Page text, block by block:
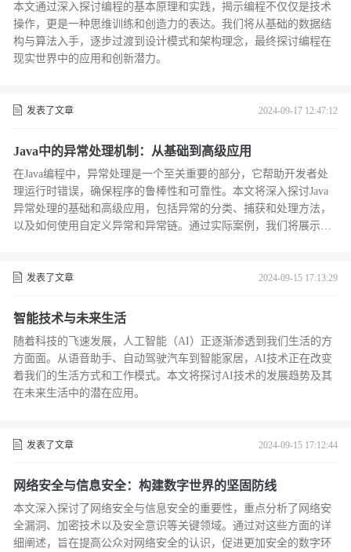
本文通过深入探讨编程的基本原理和实践，揭示编程不仅仅是技术
操作，更是一种思维训练和创造力的表达。我们将从基础的数据结
构与算法入手，逐步过渡到设计模式和架构理念，最终探讨编程在
现实世界中的应用和创新潜力。
发表了文章 2024-09-17 12:47:12
Java中的异常处理机制：从基础到高级应用
在Java编程中，异常处理是一个至关重要的部分，它帮助开发者处
理运行时错误，确保程序的鲁棒性和可靠性。本文将深入探讨Java
异常处理的基础和高级应用，包括异常的分类、捕获和处理方法，
以及如何使用自定义异常和异常链。通过实际案例，我们将展示如
发表了文章 2024-09-15 17:13:29
智能技术与未来生活
随着科技的飞速发展，人工智能（AI）正逐渐渗透到我们生活的方
方面面。从语音助手、自动驾驶汽车到智能家居，AI技术正在改变
着我们的生活方式和工作模式。本文将探讨AI技术的发展趋势及其
在未来生活中的潜在应用。
发表了文章 2024-09-15 17:12:44
网络安全与信息安全：构建数字世界的坚固防线
本文深入探讨了网络安全与信息安全的重要性，重点分析了网络安
全漏洞、加密技术以及安全意识等关键领域。通过对这些方面的详
细阐述，旨在提高公众对网络安全的认识，促进更加安全的数字环